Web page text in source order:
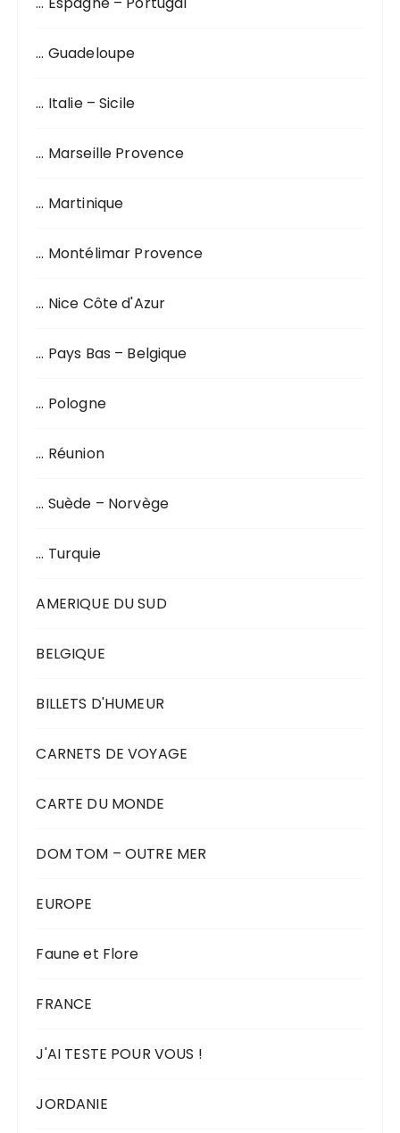
… Guadeloupe
… Italie – Sicile
… Marseille Provence
… Martinique
… Montélimar Provence
… Nice Côte d'Azur
… Pays Bas – Belgique
… Pologne
… Réunion
… Suède – Norvège
… Turquie
AMERIQUE DU SUD
BELGIQUE
BILLETS D'HUMEUR
CARNETS DE VOYAGE
CARTE DU MONDE
DOM TOM – OUTRE MER
EUROPE
Faune et Flore
FRANCE
J'AI TESTE POUR VOUS !
JORDANIE